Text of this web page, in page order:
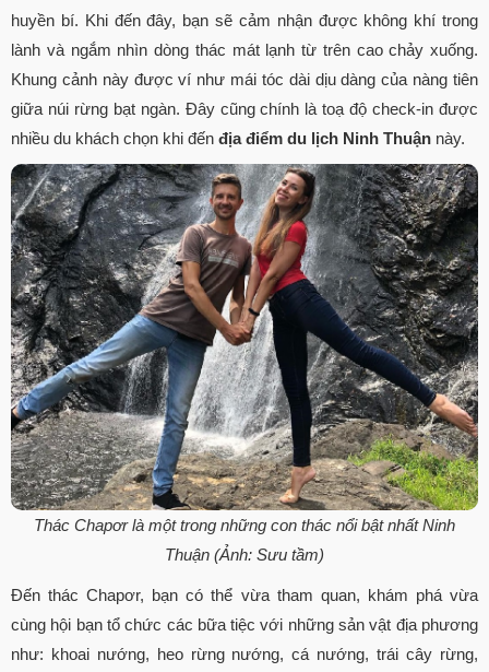
huyền bí. Khi đến đây, bạn sẽ cảm nhận được không khí trong
lành và ngắm nhìn dòng thác mát lạnh từ trên cao chảy xuống.
Khung cảnh này được ví như mái tóc dài dịu dàng của nàng tiên
giữa núi rừng bạt ngàn. Đây cũng chính là toạ độ check-in được
nhiều du khách chọn khi đến địa điểm du lịch Ninh Thuận này.
Thác Chapơr là một trong những con thác nổi bật nhất Ninh
Thuận (Ảnh: Sưu tầm)
Đến thác Chapơr, bạn có thể vừa tham quan, khám phá vừa
cùng hội bạn tổ chức các bữa tiệc với những sản vật địa phương
như: khoai nướng, heo rừng nướng, cá nướng, trái cây rừng,